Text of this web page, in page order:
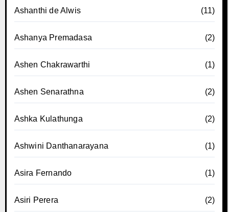
Ashanthi de Alwis (11)
Ashanya Premadasa (2)
Ashen Chakrawarthi (1)
Ashen Senarathna (2)
Ashka Kulathunga (2)
Ashwini Danthanarayana (1)
Asira Fernando (1)
Asiri Perera (2)